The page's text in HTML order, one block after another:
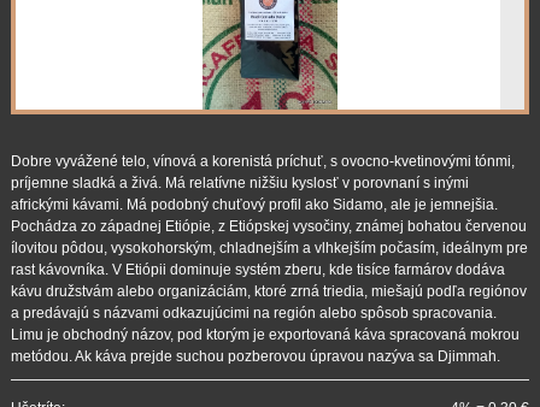
Dobre vyvážené telo, vínová a korenistá príchuť, s ovocno-kvetinovými tónmi,
príjemne sladká a živá. Má relatívne nižšiu kyslosť v porovnaní s inými
africkými kávami. Má podobný chuťový profil ako Sidamo, ale je jemnejšia.
Pochádza zo západnej Etiópie, z Etiópskej vysočiny, známej bohatou červenou
ílovitou pôdou, vysokohorským, chladnejším a vlhkejším počasím, ideálnym pre
rast kávovníka. V Etiópii dominuje systém zberu, kde tisíce farmárov dodáva
kávu družstvám alebo organizáciám, ktoré zrná triedia, miešajú podľa regiónov
a predávajú s názvami odkazujúcimi na región alebo spôsob spracovania.
Limu je obchodný názov, pod ktorým je exportovaná káva spracovaná mokrou
metódou. Ak káva prejde suchou pozberovou úpravou nazýva sa Djimmah.